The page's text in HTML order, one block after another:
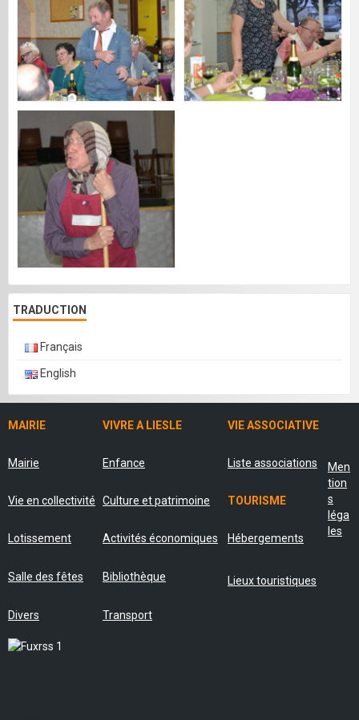
TRADUCTION
Français
English
MAIRIE VIVRE A LIESLE VIE ASSOCIATIVE
Mairie Enfance Liste associations
Vie en collectivité Culture et patrimoine TOURISME
Lotissement Activités économiques Hébergements
Salle des fêtes Bibliothèque Lieux touristiques
Divers Transport
Men
tion
s
léga
les